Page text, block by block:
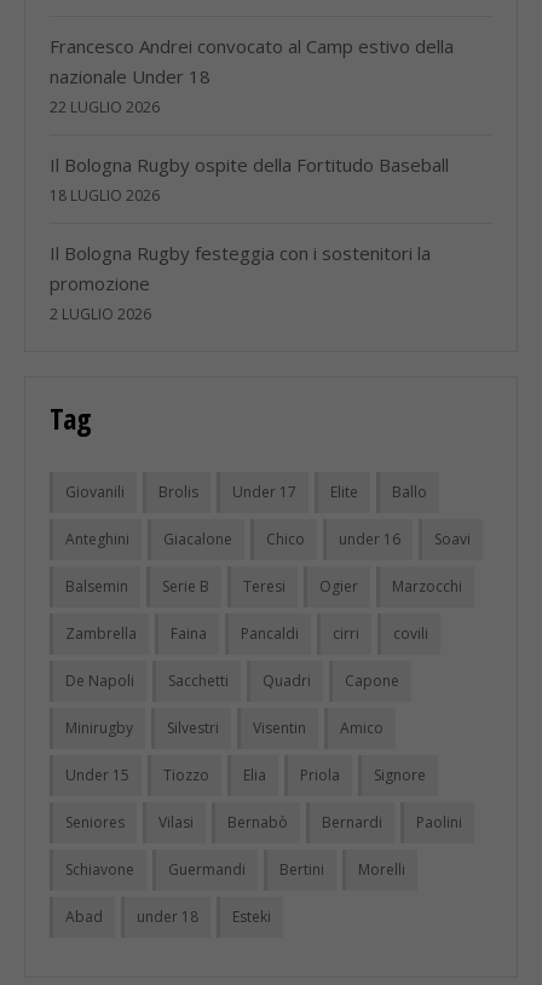
Francesco Andrei convocato al Camp estivo della
nazionale Under 18
22 LUGLIO 2026
Il Bologna Rugby ospite della Fortitudo Baseball
18 LUGLIO 2026
Il Bologna Rugby festeggia con i sostenitori la
promozione
2 LUGLIO 2026
Tag
Giovanili Brolis Under 17 Elite Ballo
Anteghini Giacalone Chico under 16 Soavi
Balsemin Serie B Teresi Ogier Marzocchi
Zambrella Faina Pancaldi cirri covili
De Napoli Sacchetti Quadri Capone
Minirugby Silvestri Visentin Amico
Under 15 Tiozzo Elia Priola Signore
Seniores Vilasi Bernabò Bernardi Paolini
Schiavone Guermandi Bertini Morelli
Abad under 18 Esteki